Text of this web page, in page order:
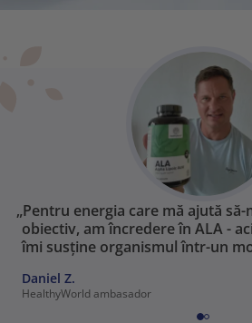
„Pentru energia care mă ajută
obiectiv, am încredere în ALA -
îmi susține organismul într-un
Daniel Z.
HealthyWorld ambasador